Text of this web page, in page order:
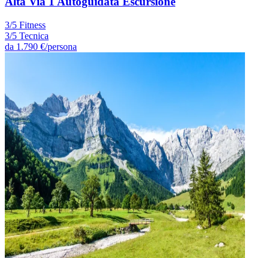
3/5 Fitness
3/5 Tecnica
da 1.790 €/persona